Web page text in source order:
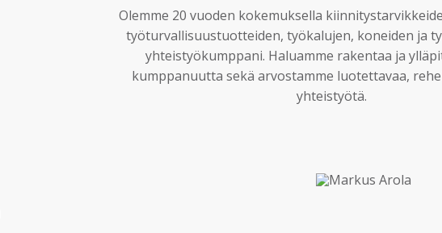
Olemme 20 vuoden kokemuksella
työturvallisuustuotteiden, työkalujen, koneiden ja
yhteistyökumppani. Haluamme rakentaa ja
kumppanuutta sekä arvostamme luotettavaa,
yhteistyötä.